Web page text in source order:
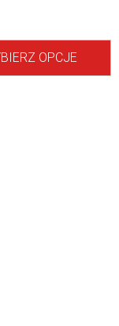
OPCJE